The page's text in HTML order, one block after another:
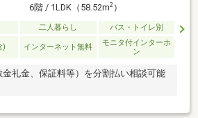
6階 / 1LDK（58.52m2）
二人暮らし バス・トイレ別
) インターネット無料
モニタ付インターホ
ン
金礼金、保証料等）を分割払い相談可能